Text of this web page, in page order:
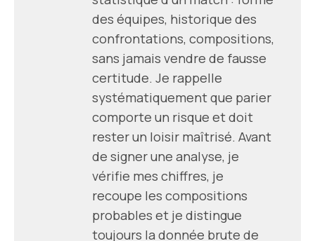
des équipes, historique des
confrontations, compositions,
sans jamais vendre de fausse
certitude. Je rappelle
systématiquement que parier
comporte un risque et doit
rester un loisir maîtrisé. Avant
de signer une analyse, je
vérifie mes chiffres, je
recoupe les compositions
probables et je distingue
toujours la donnée brute de